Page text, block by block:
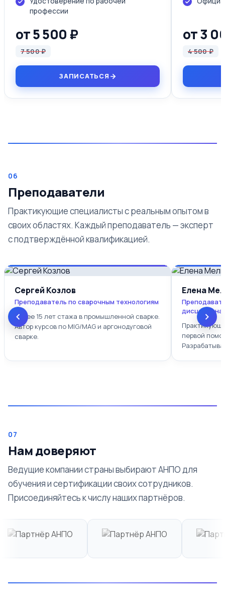
профессии
от 5 500 ₽
7 500 ₽
ЗАПИСАТЬСЯ
от 3
4 500 ₽
06
Преподаватели
Практикующие специалисты с реальным опытом в
своих областях. Каждый преподаватель — эксперт
с подтверждённой квалификацией.
Сергей Козлов
Преподаватель по сварочным технологиям
Более 15 лет стажа в промышленной сварке.
Автор курсов по MIG/MAG и аргонодуговой
сварке.
Елена
первой
07
Нам доверяют
Ведущие компании страны выбирают АНПО для
обучения и сертификации своих сотрудников.
Присоединяйтесь к числу наших партнёров.